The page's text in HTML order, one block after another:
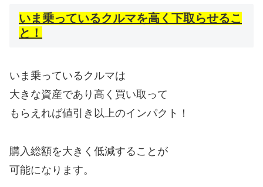
いま乗っているクルマを高く下取らせるこ
と！
いま乗っているクルマは
大きな資産であり高く買い取って
もらえれば値引き以上のインパクト！
購入総額を大きく低減することが
可能になります。